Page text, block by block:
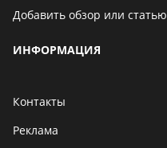
Добавить обзор или статью
ИНФОРМАЦИЯ
Контакты
Реклама